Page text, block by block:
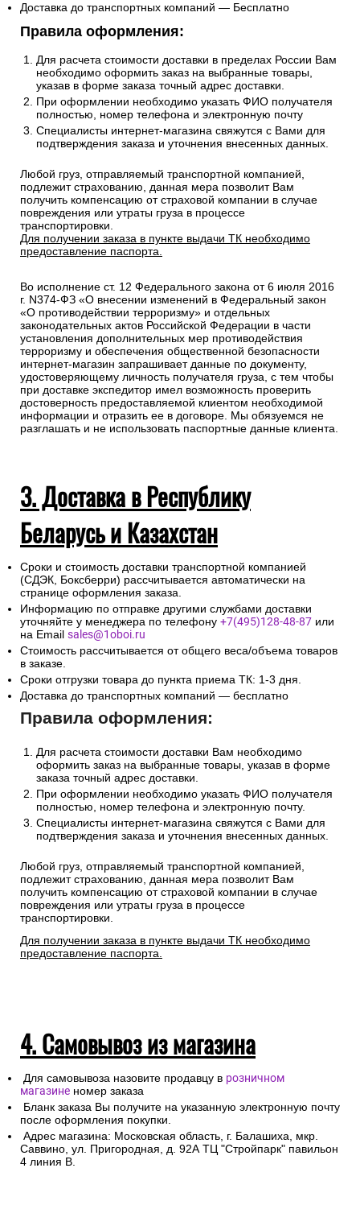
Доставка до транспортных компаний — Бесплатно
Правила оформления:
Для расчета стоимости доставки в пределах России Вам
необходимо оформить заказ на выбранные товары,
указав в форме заказа точный адрес доставки.
При оформлении необходимо указать ФИО получателя
полностью, номер телефона и электронную почту
Специалисты интернет-магазина свяжутся с Вами для
подтверждения заказа и уточнения внесенных данных.
Любой груз, отправляемый транспортной компанией,
подлежит страхованию, данная мера позволит Вам
получить компенсацию от страховой компании в случае
повреждения или утраты груза в процессе
транспортировки.
Для получении заказа в пункте выдачи ТК необходимо
предоставление паспорта.
Во исполнение ст. 12 Федерального закона от 6 июля 2016
г. N374-ФЗ «О внесении изменений в Федеральный закон
«О противодействии терроризму» и отдельных
законодательных актов Российской Федерации в части
установления дополнительных мер противодействия
терроризму и обеспечения общественной безопасности
интернет-магазин запрашивает данные по документу,
удостоверяющему личность получателя груза, с тем чтобы
при доставке экспедитор имел возможность проверить
достоверность предоставляемой клиентом необходимой
информации и отразить ее в договоре. Мы обязуемся не
разглашать и не использовать паспортные данные клиента.
3. Доставка в Республику
Беларусь и Казахстан
Сроки и стоимость доставки транспортной компанией
(СДЭК, Боксберри) рассчитывается автоматически на
странице оформления заказа.
Информацию по отправке другими службами доставки
уточняйте у менеджера по телефону +7(495)128-48-87 или
на Email sales@1oboi.ru
Стоимость рассчитывается от общего веса/объема товаров
в заказе.
Сроки отгрузки товара до пункта приема ТК: 1-3 дня.
Доставка до транспортных компаний — бесплатно
Правила оформления:
Для расчета стоимости доставки Вам необходимо
оформить заказ на выбранные товары, указав в форме
заказа точный адрес доставки.
При оформлении необходимо указать ФИО получателя
полностью, номер телефона и электронную почту.
Специалисты интернет-магазина свяжутся с Вами для
подтверждения заказа и уточнения внесенных данных.
Любой груз, отправляемый транспортной компанией,
подлежит страхованию, данная мера позволит Вам
получить компенсацию от страховой компании в случае
повреждения или утраты груза в процессе
транспортировки.
Для получении заказа в пункте выдачи ТК необходимо
предоставление паспорта.
4. Самовывоз из магазина
Для самовывоза назовите продавцу в розничном
магазине номер заказа
Бланк заказа Вы получите на указанную электронную почту
после оформления покупки.
Адрес магазина: Московская область, г. Балашиха, мкр.
Саввино, ул. Пригородная, д. 92А ТЦ "Стройпарк" павильон
4 линия В.